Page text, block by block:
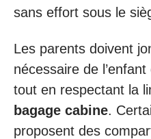
sans effort sous le
Les parents doivent
nécessaire de
tout en respectant la
bagage cabine.
proposent des